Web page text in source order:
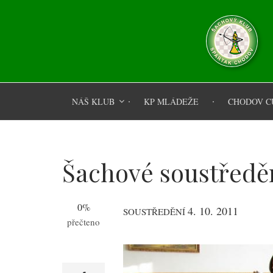
NÁŠ KLUB KP MLÁDEŽE CHODOV
Šachové
0%
přečteno
SOUSTŘEDĚNÍ 4. 10. 2011